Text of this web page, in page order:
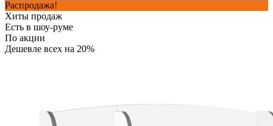
Распродажа!
Хиты продаж
Есть в шоу-руме
По акции
Дешевле всех на 20%